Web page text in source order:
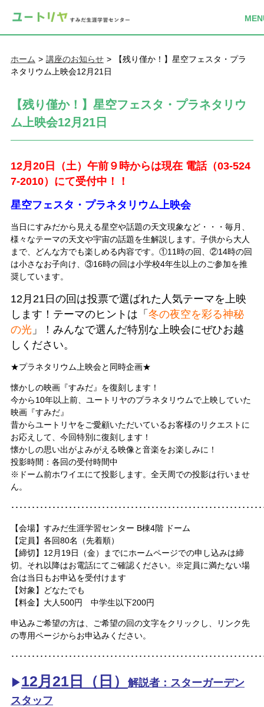
ホーム 講座のお知らせ
【残り僅か！】星空フェスタ・プラ
ネタリウム上映会12月21日
【残り僅か！】星空フェスタ・プラネタリウ
ム上映会12月21日
12月20日（土）午前９時からは現在 電話（03-524
7-2010）にて受付中！！
星空フェスタ・ プラネタリウム上映会
当日にすみだから見える星空や話題の天文現象など・・・毎月、
様々なテーマの天文や宇宙の話題を生解説します。子供から大人
まで、どんな方でも楽しめる内容です。①11時の回、②14時の回
は小さなお子向け、③16時の回は小学校4年生以上のご参加を推
奨しています。
12月21日の回は投票で選ばれた人気テーマを上映
します！テーマのヒントは「 冬の夜空を彩る神秘
の光」！みんなで選んだ特別な上映会にぜひお越
しください。
★プラネタリウム上映会と同時企画★
懐かしの映画『すみだ』を復刻します！
今から10年以上前、ユートリヤのプラネタリウムで上映していた
映画『すみだ』
昔からユートリヤをご愛顧いただいているお客様のリクエストに
お応えして、今回特別に復刻します！
懐かしの思い出がよみがえる映像と音楽をお楽しみに！
投影時間：各回の受付時間中
※ドーム前ホワイエにて投影します。全天周での投影は行いませ
ん。
････････････････････････････････････････････････････････････
【会場】すみだ生涯学習センター B棟4階 ドーム
【定員】各回80名（先着順）
【締切】12月19日（金）までにホームページでの申し込みは締
切。それ以降はお電話にてご確認ください。※定員に満たない場
合は当日もお申込を受付けます
【対象】どなたでも
【料金】大人500円 中学生以下200円
申込みご希望の方は、ご希望の回の文字をクリックし、
リンク先
の専用ページからお申込みください。
････････････････････････････････････････････････････････････
▶12月21日（日）
解説者：スターガーデン
スタッフ